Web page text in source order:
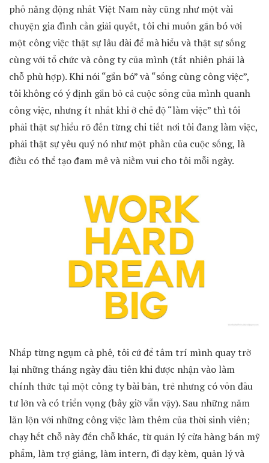
phố năng động nhất Việt Nam này cũng như một vài
chuyện gia đình cần giải quyết, tôi chỉ muốn gắn bó với
một công việc thật sự lâu dài để mà hiểu và thật sự sống
cùng với tổ chức và công ty của mình (tất nhiên phải là
chỗ phù hợp). Khi nói “gắn bó” và “sống cùng công việc”,
tôi không có ý định gắn bỏ cả cuộc sống của mình quanh
công việc, nhưng ít nhất khi ở chế độ “làm việc” thì tôi
phải thật sự hiểu rõ đến từng chi tiết nơi tôi đang làm việc,
phải thật sự yêu quý nó như một phần của cuộc sống, là
điều có thể tạo đam mê và niềm vui cho tôi mỗi ngày.
Nhấp từng ngụm cà phê, tôi cứ để tâm trí mình quay trở
lại những tháng ngày đầu tiên khi được nhận vào làm
chính thức tại một công ty bài bản, trẻ nhưng có vốn đầu
tư lớn và có triển vọng (bây giờ vẫn vậy). Sau những năm
lăn lộn với những công việc làm thêm của thời sinh viên;
chạy hết chỗ này đến chỗ khác, từ quản lý cửa hàng bán mỹ
phẩm, làm trợ giảng, làm intern, đi dạy kèm, quản lý và